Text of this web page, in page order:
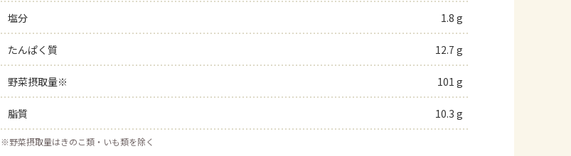
塩分 1.8 g
たんぱく質 12.7 g
野菜摂取量※ 101 g
脂質 10.3 g
※野菜摂取量はきのこ類・いも類を除く